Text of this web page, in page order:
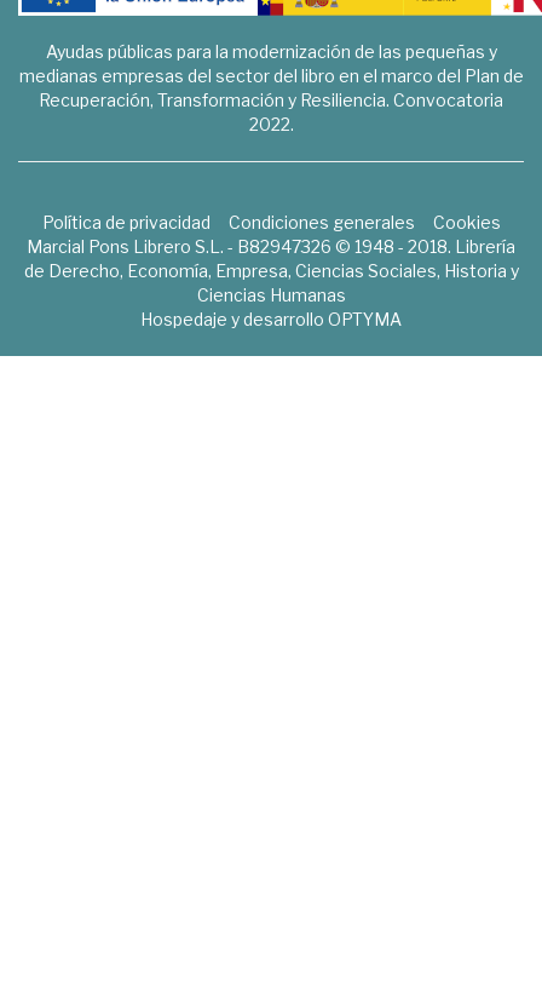
Ayudas públicas para la modernización de las pequeñas y
medianas empresas del sector del libro en el marco del Plan de
Recuperación, Transformación y Resiliencia. Convocatoria
2022.
Política de privacidad Condiciones generales
Cookies
Marcial Pons Librero S.L. - B82947326 © 1948 - 2018. Librería
de Derecho, Economía, Empresa, Ciencias Sociales, Historia y
Ciencias Humanas
Hospedaje y desarrollo OPTYMA